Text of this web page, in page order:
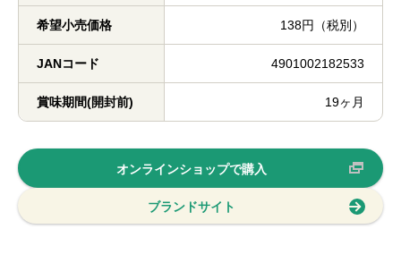
希望小売価格 138円（税別）
JANコード 4901002182533
賞味期間(開封前) 19ヶ月
オンラインショップで購入
ブランドサイト